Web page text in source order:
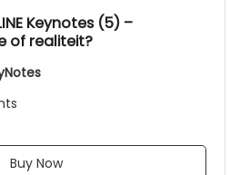
Keynotes (5) –
of realiteit?
Buy Now